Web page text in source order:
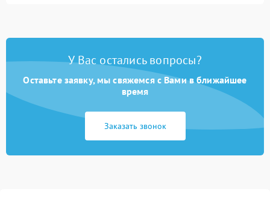
Программные сбои
Общие поломки
Система охлаждения
У Вас остались вопросы?
Оставьте заявку, мы свяжемся с Вами в ближайшее
время
Заказать звонок